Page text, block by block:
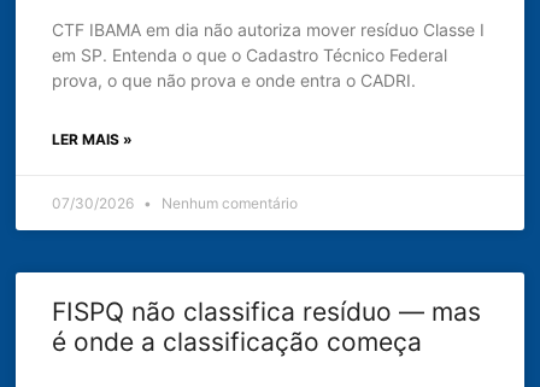
CTF IBAMA em dia não autoriza mover resíduo Classe I
em SP. Entenda o que o Cadastro Técnico Federal
prova, o que não prova e onde entra o CADRI.
LER MAIS »
07/30/2026 Nenhum comentário
FISPQ não classifica resíduo — mas
é onde a classificação começa